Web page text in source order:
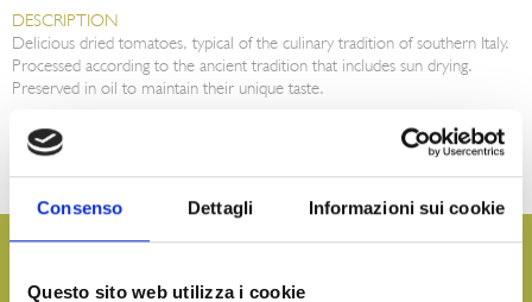
Consenso Dettagli Informazioni sui cookie
Questo sito web utilizza i cookie
DESCRIPTION
Delicious dried tomatoes, typical of the culinary tradition of southern Italy.
Processed according to the ancient tradition that includes sun drying.
Preserved in oil to maintain their unique taste.
The product is ready to be enjoyed as an appetizer or on bruschetta or